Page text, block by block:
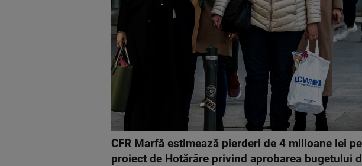
CFR Marfă estimează pierderi de 4 milioane lei
proiect de Hotărâre privind aprobarea bugetului